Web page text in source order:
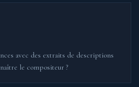
avec des extraits de descriptions
le compositeur ?